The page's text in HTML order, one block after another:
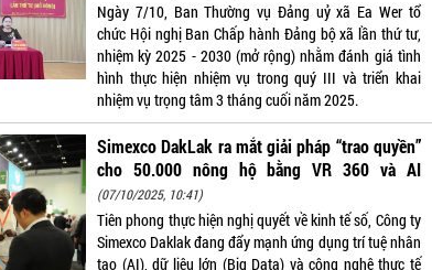
Ngày 7/10, Ban Thường vụ Đảng uỷ xã Ea Wer tổ
chức Hội nghị Ban Chấp hành Đảng bộ xã lần thứ tư,
nhiệm kỳ 2025 - 2030 (mở rộng) nhằm đánh giá tình
hình thực hiện nhiệm vụ trong quý III và triển khai
nhiệm vụ trọng tâm 3 tháng cuối năm 2025.
Simexco DakLak ra mắt giải pháp “trao quyền”
cho 50.000 nông hộ bằng VR 360 và AI
(07/10/2025, 10:41)
Tiên phong thực hiện nghị quyết về kinh tế số, Công ty
Simexco Daklak đang đẩy mạnh ứng dụng trí tuệ nhân
tạo (AI), dữ liệu lớn (Big Data) và công nghệ thực tế